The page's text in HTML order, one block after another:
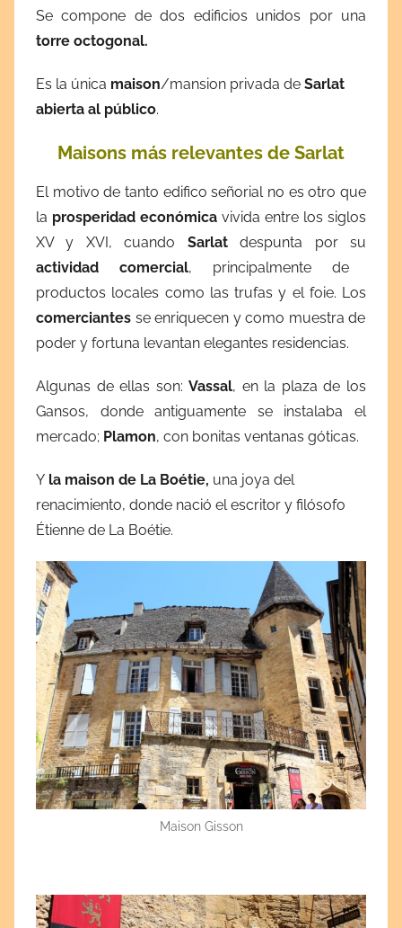
Se compone de dos edificios unidos por una
torre octogonal.
Es la única maison/mansion privada de Sarlat
abierta al público.
Maisons más relevantes de Sarlat
El motivo de tanto edifico señorial no es otro que
la prosperidad económica vivida entre los siglos
XV y XVI, cuando Sarlatdespunta por su
actividad comercial, principalmente de
productos locales como las trufas y el foie. Los
comerciantes se enriquecen y como muestra de
poder y fortuna levantan elegantes residencias.
Algunas de ellas son:Vassal, en la plaza de los
Gansos, donde antiguamente se instalaba el
mercado; Plamon, con bonitas ventanas góticas.
Y la maison de La Boétie, una joya del
renacimiento, donde nació el escritor y filósofo
Étienne de La Boétie.
Maison Gisson